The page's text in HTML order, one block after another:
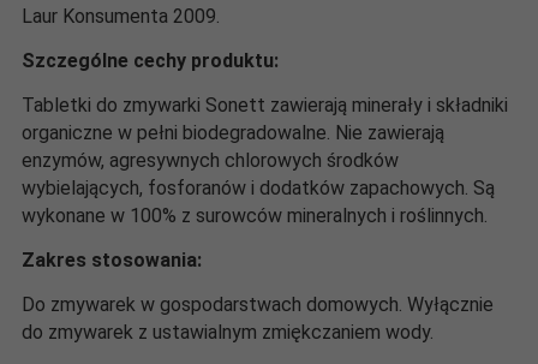
Laur Konsumenta 2009.
Szczególne cechy produktu:
Tabletki do zmywarki Sonett zawierają minerały i składniki
organiczne w pełni biodegradowalne. Nie zawierają
enzymów, agresywnych chlorowych środków
wybielających, fosforanów i dodatków zapachowych. Są
wykonane w 100% z surowców mineralnych i roślinnych.
Zakres stosowania:
Do zmywarek w gospodarstwach domowych. Wyłącznie
do zmywarek z ustawialnym zmiękczaniem wody.